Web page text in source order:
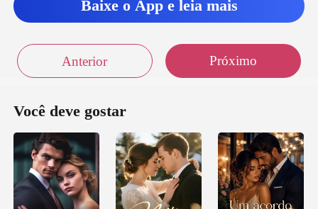
Baixe o App e leia mais
Anterior Próximo
Você deve gostar